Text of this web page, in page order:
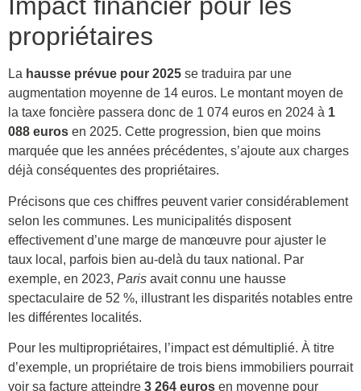
Impact financier pour les
propriétaires
La hausse prévue pour 2025 se traduira par une
augmentation moyenne de 14 euros. Le montant moyen de
la taxe foncière passera donc de 1 074 euros en 2024 à 1
088 euros en 2025. Cette progression, bien que moins
marquée que les années précédentes, s’ajoute aux charges
déjà conséquentes des propriétaires.
Précisons que ces chiffres peuvent varier considérablement
selon les communes. Les municipalités disposent
effectivement d’une marge de manœuvre pour ajuster le
taux local, parfois bien au-delà du taux national. Par
exemple, en 2023, Paris avait connu une hausse
spectaculaire de 52 %, illustrant les disparités notables entre
les différentes localités.
Pour les multipropriétaires, l’impact est démultiplié. À titre
d’exemple, un propriétaire de trois biens immobiliers pourrait
voir sa facture atteindre 3 264 euros en moyenne pour